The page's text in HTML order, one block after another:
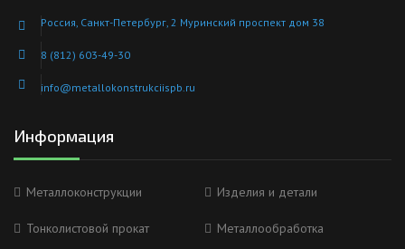
Россия, Санкт-Петербург, 2 Муринский проспект дом 38
8 (812) 603-49-30
info@metallokonstrukciispb.ru
Информация
Металлоконструкции Изделия и детали
Тонколистовой прокат Металлообработка